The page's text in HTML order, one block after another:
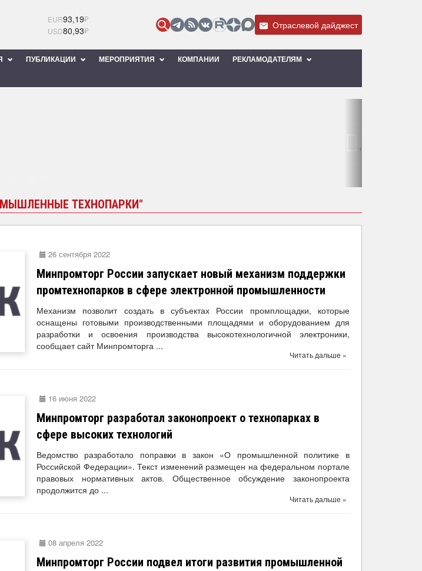
EUR93,19₽
USD80,93₽ Отраслевой дайджест
ПУБЛИКАЦИИ МЕРОПРИЯТИЯ КОМПАНИИ
РЕКЛАМОДАТЕЛЯМ
›
ТЕХНОПАРКИ"
26 сентября 2022
Минпромторг России запускает новый механизм поддержки
промтехнопарков в сфере электронной промышленности
Механизм позволит создать в субъектах России промплощадки, которые
оснащены готовыми производственными площадями и оборудованием для
разработки и освоения производства высокотехнологичной электроники,
сообщает сайт Минпромторга ...
Читать дальше »
16 июня 2022
Минпромторг разработал законопроект о технопарках в
сфере высоких технологий
Ведомство разработало поправки в закон «О промышленной политике в
Российской Федерации». Текст изменений размещен на федеральном портале
правовых нормативных актов. Общественное обсуждение законопроекта
продолжится до ...
Читать дальше »
08 апреля 2022
Минпромторг России подвел итоги развития промышленной